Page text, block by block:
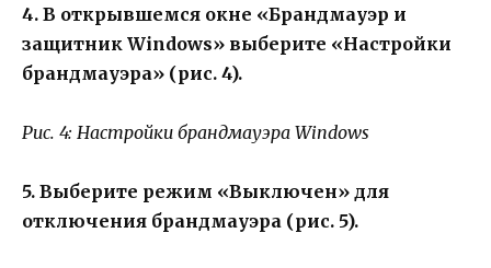
4. В открывшемся окне «Брандмауэр и
защитник Windows» выберите «Настройки
брандмауэра» (рис. 4).
Рис. 4: Настройки брандмауэра Windows
5. Выберите режим «Выключен» для
отключения брандмауэра (рис. 5).